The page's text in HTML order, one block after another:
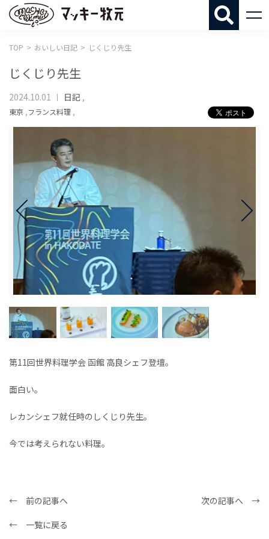
TOP おいしい日記 じくじり先生
じくじり先生
2024.10.01 日記 ,
東京 ,フランス料理 ,
第11回世界料理学会 函館 高良シェフ登壇。
面白い。
レカンシェフ就任時のしくじり先生。
今では考えられない料理。
← 前の記事へ
次の記事へ →
← 一覧に戻る